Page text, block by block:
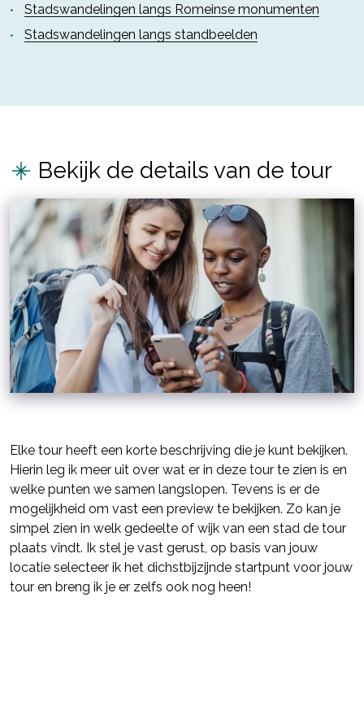
Stadswandelingen langs Romeinse monumenten
Stadswandelingen langs standbeelden
Bekijk de details van de tour
Elke tour heeft een korte beschrijving die je kunt bekijken.
Hierin leg ik meer uit over wat er in deze tour te zien is en
welke punten we samen langslopen. Tevens is er de
mogelijkheid om vast een preview te bekijken. Zo kan je
simpel zien in welk gedeelte of wijk van een stad de tour
plaats vindt. Ik stel je vast gerust, op basis van jouw
locatie selecteer ik het dichstbijzijnde startpunt voor jouw
tour en breng ik je er zelfs ook nog heen!